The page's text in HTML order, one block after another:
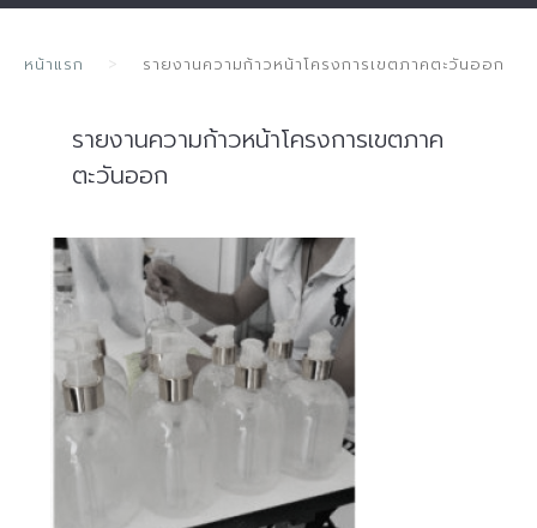
หน้าแรก รายงานความก้าวหน้าโครงการเขตภาคตะวันออก
รายงานความก้าวหน้าโครงการเขตภาค
ตะวันออก